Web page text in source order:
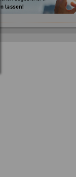
Euro auf der sicheren Seite